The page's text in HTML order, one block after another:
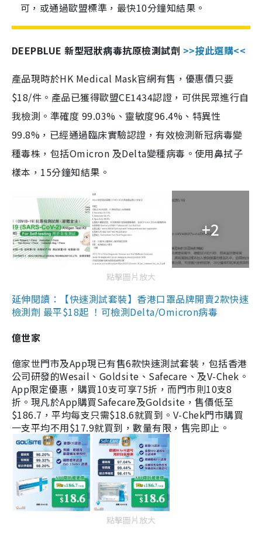
可，或通過歐盟標準，最快10分鐘知結果。
DEEPBLUE 新型冠狀病毒抗原檢測試劑 >>按此選購<<
產品現時於HK Medical Mask官網有售，優惠價只要
$18/件。產品已獲得歐盟CE1434認證，可供民眾進行自
我檢測。準確度 99.03%、靈敏度96.4%、特異性
99.8%，已經通過臨床實驗認證，有效檢測新冠病毒變
種毒株，包括Omicron 及Delta變種病毒。使用鼻拭子
樣本，15分鐘知結果。
+2
點擊圖片放大
延伸閱讀：【快速測試套裝】香港口罩品牌開賣2款快速
檢測劑 最平$18起 ！可檢測Delta/Omicron病毒
億世家
億家世門市及App現已有售6款快速測試套裝，包括香港
公司研發的Wesail、Goldsite、Safecare、及V-Chek。
App限定優惠，購買10支可享75折，而門市則10支8
折。現凡於App購買Safecare及Goldsite，售價低至
$186.7，平均每支只需$18.6就買到。V-Chek門市購買
一支平均不用$17.9就買到，數量有限，售完即止。
點擊圖片放大